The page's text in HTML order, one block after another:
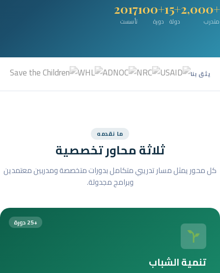
+2,000
متدرب
+15
دولة
+100
دورة
2017
تأسست
يثق بنا
ما نقدمه
ثلاثة محاور تخصصية
كل محور يمثل مسار تدريبي متكامل بدورات متخصصة ومدربين معتمدين
وبرامج مجدولة.
+25 دورة
تنمية الشباب